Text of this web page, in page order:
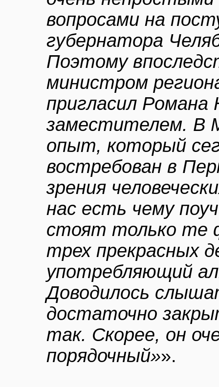
вопросами на
губернатора
Поэтому
министром
пригласил
заместителем. В
опыт, который
востребован в
зрения
нас есть чему
стоят только те
трех прекрасных
употребляющий
Доводилось
достаточно
так. Скорее, он
порядочный»».